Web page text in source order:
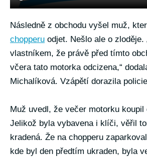
Následně z obchodu vyšel muž,
chopperu odjet. Nešlo ale o zloděje.
vlastníkem, že právě před tímto
včera tato motorka odcizena,“
Michalíková. Vzápětí dorazila
Muž uvedl, že večer motorku koupil
Jelikož byla vybavena i klíči, věřil
kradená. Že na chopperu
kde byl den předtím ukraden, byla